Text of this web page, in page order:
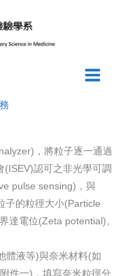
，將粒子逐一通過
認可之非光學可調
pulse sensing)，與
子的粒徑大小(Particle
達電位(Zeta potential)。
體液等)與奈米材料(如
件一)，填寫奈米粒徑分